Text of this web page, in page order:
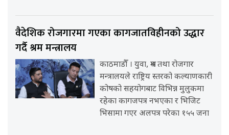
वैदेशिक रोजगारमा गएका कागजातविहीनको उद्धार
गर्दै श्रम मन्त्रालय
काठमाडौँ । युवा, श्रम तथा रोजगार
मन्त्रालयले राष्ट्रिय स्तरको कल्याणकारी
कोषको सहयोगबाट विभिन्न मुलुकमा
रहेका कागजपत्र नभएका र भिजिट
भिसामा गएर अलपत्र परेका १५५ जना